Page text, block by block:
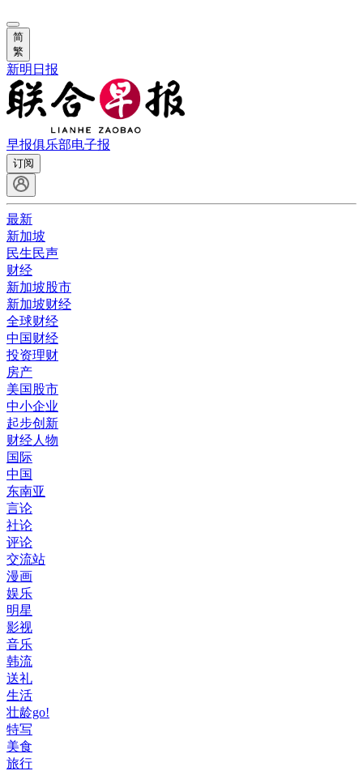
简
繁
新明日报
早报俱乐部电子报
订阅
最新
新加坡
民生民声
财经
新加坡股市
新加坡财经
全球财经
中国财经
投资理财
房产
美国股市
中小企业
起步创新
财经人物
国际
中国
东南亚
言论
社论
评论
交流站
漫画
娱乐
明星
影视
音乐
韩流
送礼
生活
壮龄go!
特写
美食
旅行